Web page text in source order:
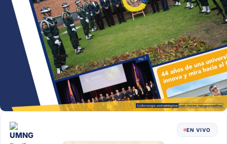
EN VIVO